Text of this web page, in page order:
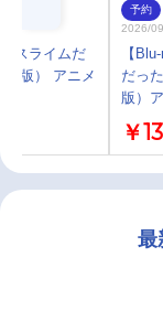
スライムだ
版） アニメ
予約
2026/
【
だっ
版）
￥
最